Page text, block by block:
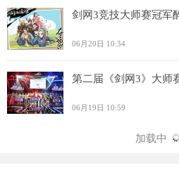
剑网3竞技大师赛冠军
06月20日 10:34
第二届《剑网3》大师
06月19日 10:59
加载中